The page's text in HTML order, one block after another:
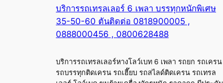
บริการรถเทรลเลอร์ 6 เพลา บรรทุกหนักพิเศษ
35-50-60 ตันติดต่อ 0818900005 ,
0888000456 , 0800628488
บริการรถเทรลเลอร์หางโลว์เบท 6 เพลา รถยก รถเครน
รถบรรทุกติดเครน รถเฮี๊ยบ รถสไลด์ติดเครน รถเทรล